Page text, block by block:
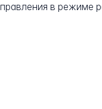
в режиме